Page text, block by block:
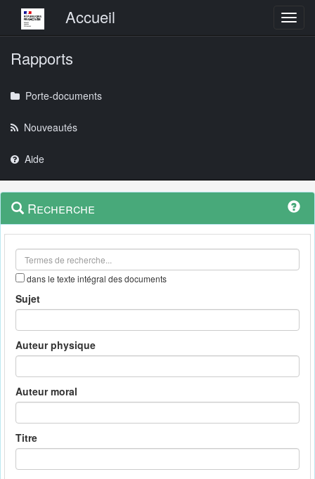
Menu principalAccueil
Rapports
Porte-documents
Nouveautés
Aide
Navigation
outils
Menu
contextuel
Recherche
dans le texte intégral des documents
Sujet
Auteur physique
Auteur moral
Titre